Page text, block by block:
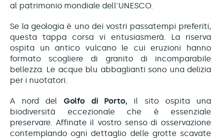
al patrimonio mondiale dell'UNESCO.
Se la geologia è uno dei vostri passatempi preferiti,
questa tappa corsa vi entusiasmerà. La riserva
ospita un antico vulcano le cui eruzioni hanno
formato scogliere di granito di incomparabile
bellezza. Le acque blu abbaglianti sono una delizia
per i nuotatori.
A nord del Golfo di Porto, il sito ospita una
biodiversità eccezionale che è essenziale
preservare. Affinate il vostro senso di osservazione
contemplando ogni dettaglio delle grotte scavate